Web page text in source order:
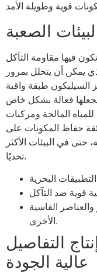
الصعبة
فيها مقاومة التآكل
يمكن أن يتحلل بمرور
السيليكون طبقة واقية
فعالة بشكل خاص
المالحة ومركبات
حفاظ المكونات على
في البيئات الأكثر
تحديًا.
والعناصر القاسية
الأخرى.
التفاصيل
عالية الجودة